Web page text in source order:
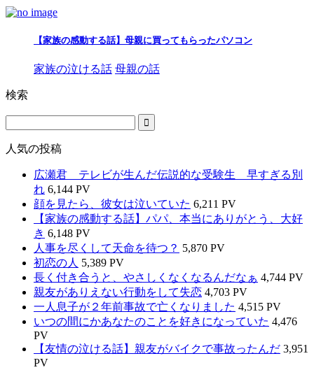
【家族の感動する話】母親に買ってもらったパソコン
家族の泣ける話 母親の話
検索
人気の投稿
広瀬君 テレビが生んだ伝説的な受験生 早すぎる別
れ 6,144 PV
顔を見たら、彼女は泣いていた 6,211 PV
【家族の感動する話】パパ、本当にありがとう、大好
き 6,148 PV
人事を尽くして天命を待つ？ 5,870 PV
初恋の人 5,389 PV
長く付き合うと、やさしくなくなるんだなぁ 4,744 PV
親友がありえない行動をして失恋 4,703 PV
一人息子が２年前事故で亡くなりました 4,515 PV
いつの間にかあなたのことを好きになっていた 4,476
PV
【友情の泣ける話】親友がバイクで事故ったんだ 3,951
PV